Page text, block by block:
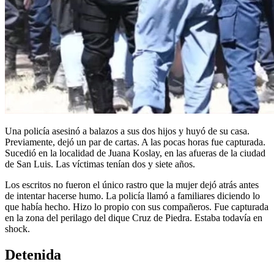
Una policía asesinó a balazos a sus dos hijos y huyó de su casa.
Previamente, dejó un par de cartas. A las pocas horas fue capturada.
Sucedió en la localidad de Juana Koslay, en las afueras de la ciudad
de San Luis. Las víctimas tenían dos y siete años.
Los escritos no fueron el único rastro que la mujer dejó atrás antes
de intentar hacerse humo. La policía llamó a familiares diciendo lo
que había hecho. Hizo lo propio con sus compañeros. Fue capturada
en la zona del perilago del dique Cruz de Piedra. Estaba todavía en
shock.
Detenida